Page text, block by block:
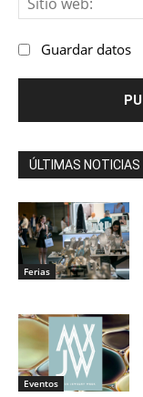
Guardar datos
ÚLTIMAS NOTICIAS
Ferias
Eventos